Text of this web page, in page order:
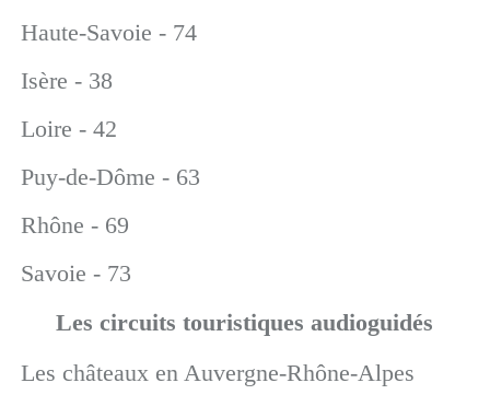
Haute-Savoie - 74
Isère - 38
Loire - 42
Puy-de-Dôme - 63
Rhône - 69
Savoie - 73
Les circuits touristiques audioguidés
Les châteaux en Auvergne-Rhône-Alpes